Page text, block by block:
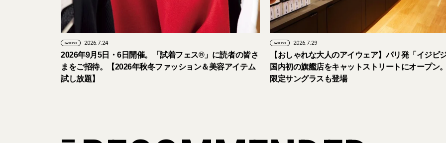
FASHION 2026.7.24
2026年9月5日・6日開催。「試着フェス®︎」に読者の皆さ
まをご招待。【2026年秋冬ファッション＆美容アイテム
試し放題】
FASHION 2026.7.29
【おしゃれな大人のアイウェア】パリ発「イジピ
国内初の旗艦店をキャットストリートにオープン
限定サングラスも登場